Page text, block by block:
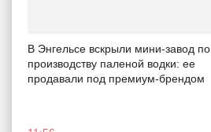
В Энгельсе вскрыли мини-завод по
производству паленой водки: ее
продавали под премиум-брендом